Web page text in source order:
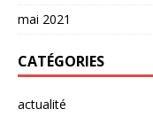
mai 2021
CATÉGORIES
actualité